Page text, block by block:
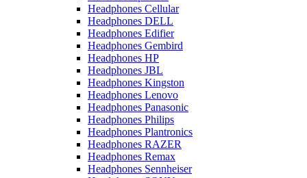
Headphones Cellular
Headphones DELL
Headphones Edifier
Headphones Gembird
Headphones HP
Headphones JBL
Headphones Kingston
Headphones Lenovo
Headphones Panasonic
Headphones Philips
Headphones Plantronics
Headphones RAZER
Headphones Remax
Headphones Sennheiser